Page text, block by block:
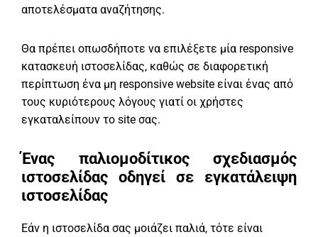
αποτελέσματα αναζήτησης.
Θα πρέπει οπωσδήποτε να επιλέξετε μία responsive
κατασκευή ιστοσελίδας, καθώς σε διαφορετική
περίπτωση ένα μη responsive website είναι ένας από
τους κυριότερους λόγους γιατί οι χρήστες
εγκαταλείπουν το site σας.
Ένας παλιομοδίτικος σχεδιασμός
ιστοσελίδας οδηγεί σε εγκατάλειψη
ιστοσελίδας
Εάν η ιστοσελίδα σας μοιάζει παλιά, τότε είναι